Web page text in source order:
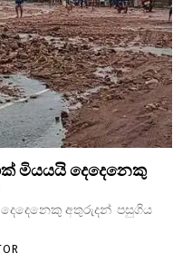
මියයයි දෙදෙනෙකු
දෙදෙනෙකු අතුරුදන් පසුගිය